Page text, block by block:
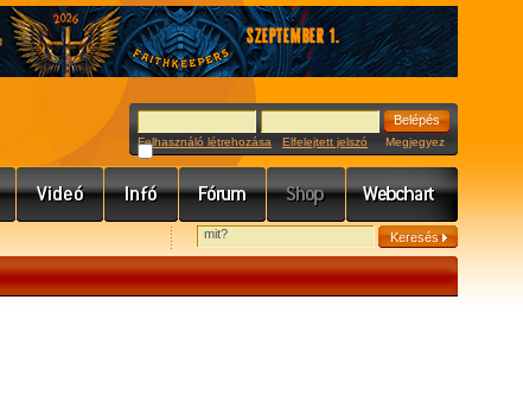
Felhasználó létrehozása Elfelejtett jelszó Megjegyez